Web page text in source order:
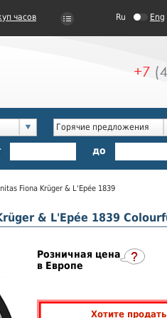
часов Ru Eng
Горячие предложения
до
Fiona Krüger & L'Epée 1839
& L'Epée 1839
Розничная цена
в Европе
Хотите